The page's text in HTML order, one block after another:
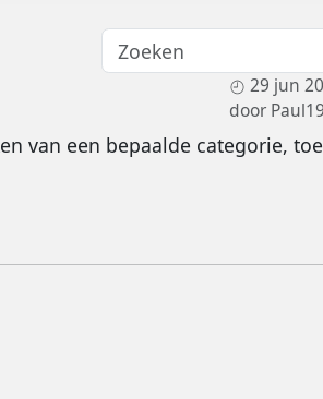
29 jun
door
van een bepaalde categorie,